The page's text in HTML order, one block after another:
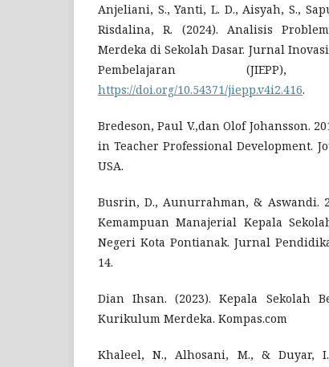
Anjeliani, S., Yanti, L. D., Aisyah, S.,
Risdalina, R. (2024). Analisis
Merdeka di Sekolah Dasar. Jurnal
Pembelajaran
https://doi.org/10.54371/jiepp.v4i2.416.
Bredeson, Paul V.,dan Olof Johansson.
in Teacher Professional Development.
USA.
Busrin, D., Aunurrahman, & Aswandi.
Kemampuan Manajerial Kepala
Negeri Kota Pontianak. Jurnal
14.
Dian Ihsan. (2023). Kepala Sekolah
Kurikulum Merdeka. Kompas.com
Khaleel, N., Alhosani, M., & Duyar,